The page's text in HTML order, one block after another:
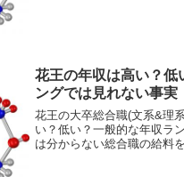
花王の年収は高い？低
ングでは見れない事実
花王の大卒総合職(文系&理
い？低い？一般的な年収ラ
は分からない総合職の給料